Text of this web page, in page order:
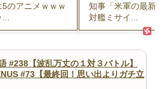
5のアニメｗｗｗ
知事「米軍の最新
対艦ミサイ...
#238【波乱万丈の１対３バトル】
#73【最終回！思い出よりガチ立